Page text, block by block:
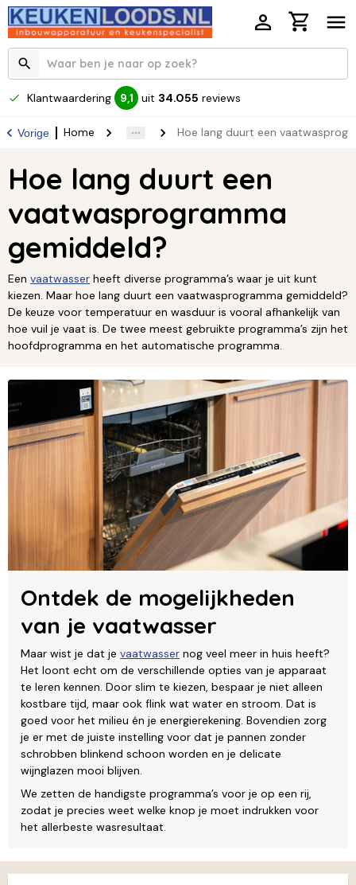
Klantwaardering 9,1 uit 34.055 reviews
Vorige Home Hoe lang duurt een
Hoe lang duurt een
vaatwasprogramma
gemiddeld?
Een vaatwasser heeft diverse programma’s waar je uit kunt
kiezen. Maar hoe lang duurt een vaatwasprogramma gemiddeld?
De keuze voor temperatuur en wasduur is vooral afhankelijk van
hoe vuil je vaat is. De twee meest gebruikte programma’s zijn het
hoofdprogramma en het automatische programma.
Ontdek de mogelijkheden
van je vaatwasser
Maar wist je dat je vaatwasser nog veel meer in huis heeft?
Het loont echt om de verschillende opties van je apparaat
te leren kennen. Door slim te kiezen, bespaar je niet alleen
kostbare tijd, maar ook flink wat water en stroom. Dat is
goed voor het milieu én je energierekening. Bovendien zorg
je er met de juiste instelling voor dat je pannen zonder
schrobben blinkend schoon worden en je delicate
wijnglazen mooi blijven.
We zetten de handigste programma’s voor je op een rij,
zodat je precies weet welke knop je moet indrukken voor
het allerbeste wasresultaat.